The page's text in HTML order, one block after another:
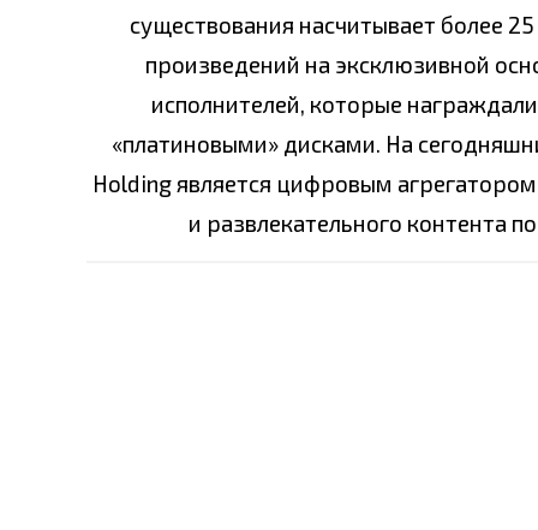
существования насчитывает более
произведений на эксклюзивной
исполнителей, которые
«платиновыми» дисками. На
Holding является цифровым
и развлекательного контента